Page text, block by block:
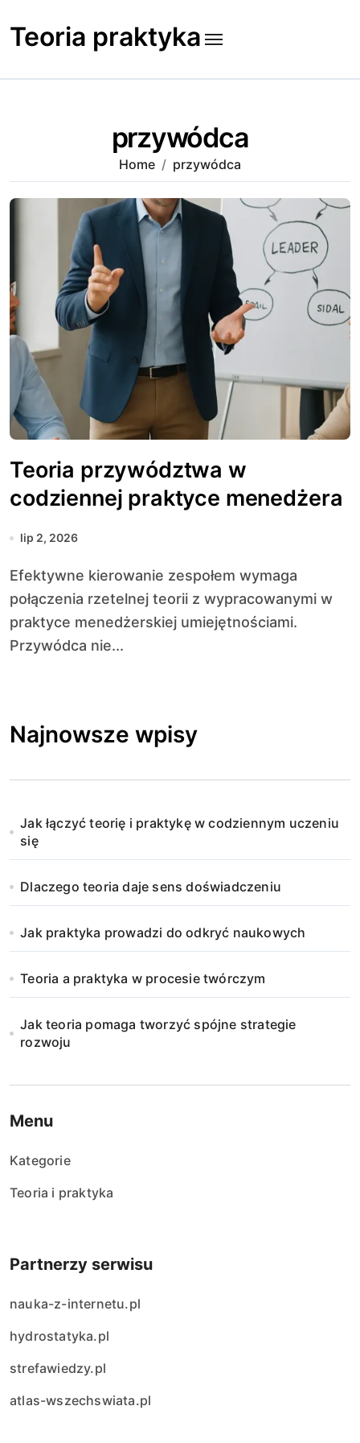
to
content
Teoria praktyka
przywódca
Home przywódca
Teoria przywództwa w
codziennej praktyce menedżera
lip 2, 2026
Efektywne kierowanie zespołem wymaga
połączenia rzetelnej teorii z wypracowanymi w
praktyce menedżerskiej umiejętnościami.
Przywódca nie...
Najnowsze wpisy
Jak łączyć teorię i praktykę w codziennym uczeniu
się
Dlaczego teoria daje sens doświadczeniu
Jak praktyka prowadzi do odkryć naukowych
Teoria a praktyka w procesie twórczym
Jak teoria pomaga tworzyć spójne strategie
rozwoju
Menu
Kategorie
Teoria i praktyka
Partnerzy serwisu
nauka-z-internetu.pl
hydrostatyka.pl
strefawiedzy.pl
atlas-wszechswiata.pl